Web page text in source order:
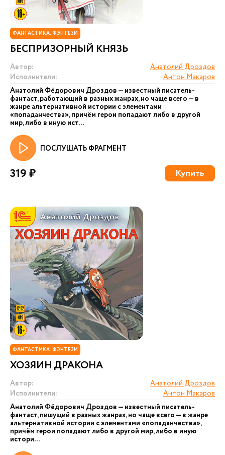
ФАНТАСТИКА. ФЭНТЕЗИ
БЕСПРИЗОРНЫЙ КНЯЗЬ
Автор:
Анатолий Дроздов
Исполнители:
Антон Макаров
Анатолий Фёдорович Дроздов — известный писатель-
фантаст, работающий в разных жанрах, но чаще всего — в
жанре альтернативной истории с элементами
«попаданчества», причём герои попадают либо в другой
мир, либо в иную ист...
ПОСЛУШАТЬ ФРАГМЕНТ
319 ₽ Купить
ФАНТАСТИКА. ФЭНТЕЗИ
ХОЗЯИН ДРАКОНА
Автор:
Анатолий Дроздов
Исполнители:
Антон Макаров
Анатолий Фёдорович Дроздов — известный писатель-
фантаст, пишущий в разных жанрах, но чаще всего — в жанре
альтернативной истории с элементами «попаданчества»,
причём герои попадают либо в другой мир, либо в иную
истори...